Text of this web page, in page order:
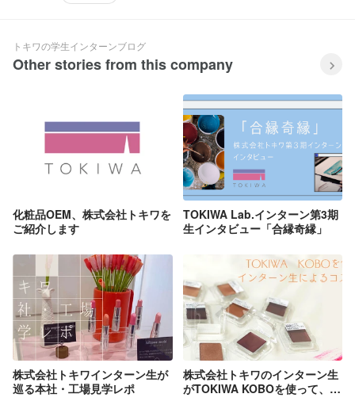
トキワの学生インターンブログ
Other stories from this company
化粧品OEM、株式会社トキワを
ご紹介します
TOKIWA Lab.インターン第3期
生インタビュー「合縁奇縁」
株式会社トキワインターン生が
巡る本社・工場見学レポ
株式会社トキワのインターン生
がTOKIWA KOBOを使って、実